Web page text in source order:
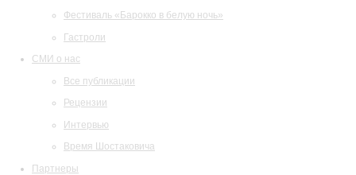
Фестиваль «Барокко в белую ночь»
Гастроли
СМИ о нас
Все публикации
Рецензии
Интервью
Время Шостаковича
Партнеры